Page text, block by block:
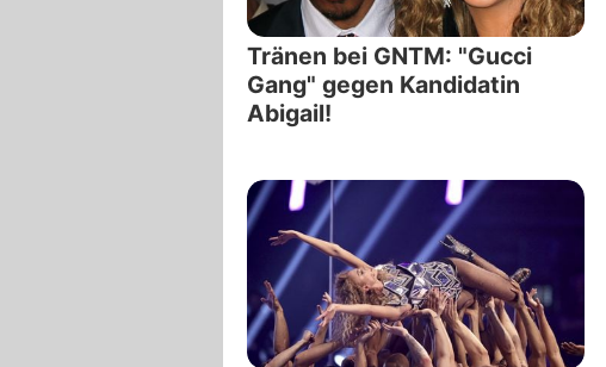
Tränen bei GNTM: "Gucci
Gang" gegen Kandidatin
Abigail!